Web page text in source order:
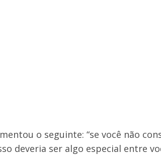
o seguinte: “se você não
deveria ser algo especial entre